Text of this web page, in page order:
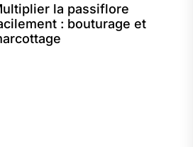
la passiflore
: bouturage et